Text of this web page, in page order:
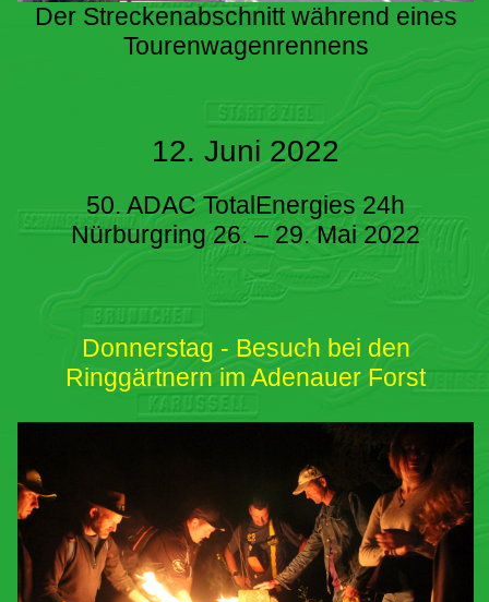
Der Streckenabschnitt während eines
Tourenwagenrennens
12. Juni 2022
50. ADAC TotalEnergies 24h
Nürburgring 26. – 29. Mai 2022
Donnerstag - Besuch bei den
Ringgärtnern im Adenauer Forst